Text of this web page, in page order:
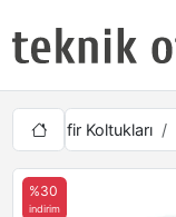
Misafir Koltukları
%30
indirim